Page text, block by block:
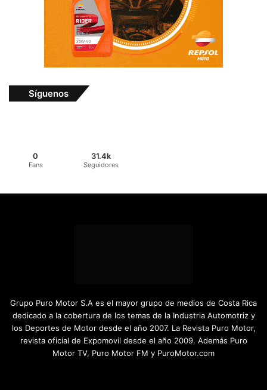
Síguenos
0
Fans
31.4k
Seguidores
Grupo Puro Motor S.A es el mayor grupo de medios de Costa Rica
dedicado a la cobertura de los temas de la Industria Automotriz y
los Deportes de Motor desde el año 2007. La Revista Puro Motor,
revista oficial de Expomovil desde el año 2009. Además Puro
Motor TV, Puro Motor FM y PuroMotor.com